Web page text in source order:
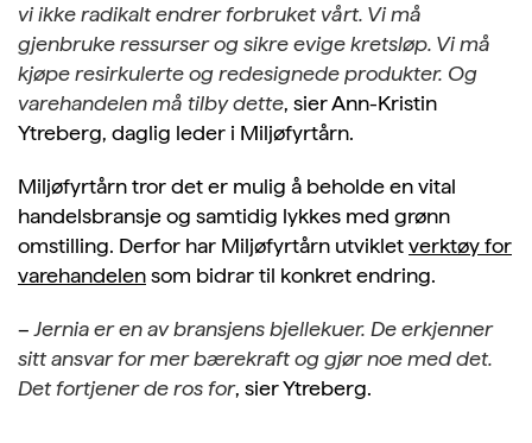
vi ikke radikalt endrer forbruket vårt. Vi må
gjenbruke ressurser og sikre evige kretsløp. Vi må
kjøpe resirkulerte og redesignede produkter. Og
varehandelen må tilby dette, sier Ann-Kristin
Ytreberg, daglig leder i Miljøfyrtårn.
Miljøfyrtårn tror det er mulig å beholde en vital
handelsbransje og samtidig lykkes med grønn
omstilling. Derfor har Miljøfyrtårn utvikletverktøy for
varehandelensom bidrar til konkret endring.
–Jernia er en av bransjens bjellekuer. De erkjenner
sitt ansvar for mer bærekraft og gjør noe med det.
Det fortjener de ros for, sier Ytreberg.